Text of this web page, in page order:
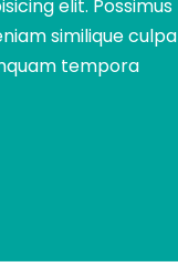
elit. Possimus
similique culpa
tempora